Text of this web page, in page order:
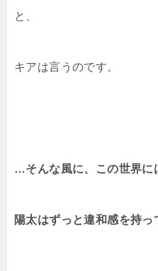
と、
キアは言うのです。
…そんな風に、この世界に
陽太はずっと違和感を持っ